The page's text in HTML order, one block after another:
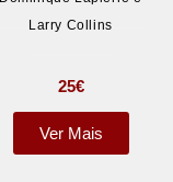
Larry Collins
25€
Ver Mais